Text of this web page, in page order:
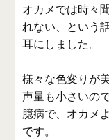
オカメでは時々
れない、という
耳にしました。
様々な色変りが
声量も小さいの
臆病で、オカメ
です。